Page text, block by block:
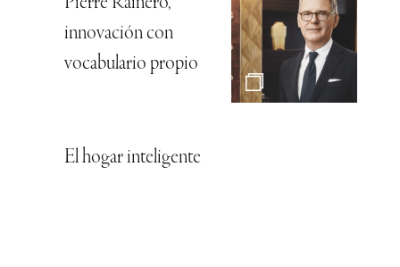
innovación con
vocabulario propio
El hogar inteligente